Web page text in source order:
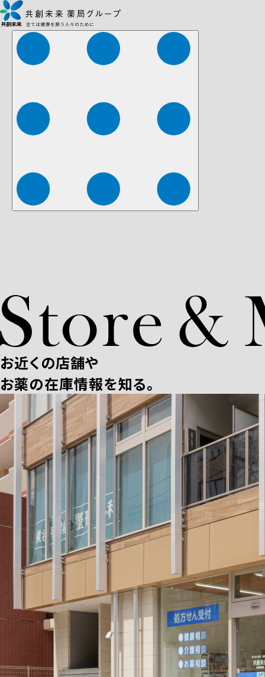
株式会社ファーマみらい 株式会社ストレチア
お近くの店舗や
お薬の在庫情報を知る。